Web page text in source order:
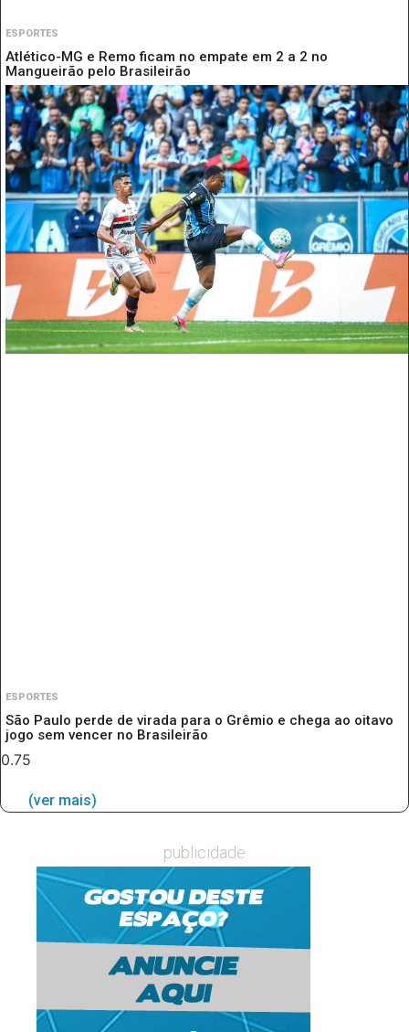
ESPORTES
Atlético-MG e Remo ficam no empate em 2 a 2 no
Mangueirão pelo Brasileirão
ESPORTES
São Paulo perde de virada para o Grêmio e chega ao oitavo
jogo sem vencer no Brasileirão
(ver mais)
publicidade